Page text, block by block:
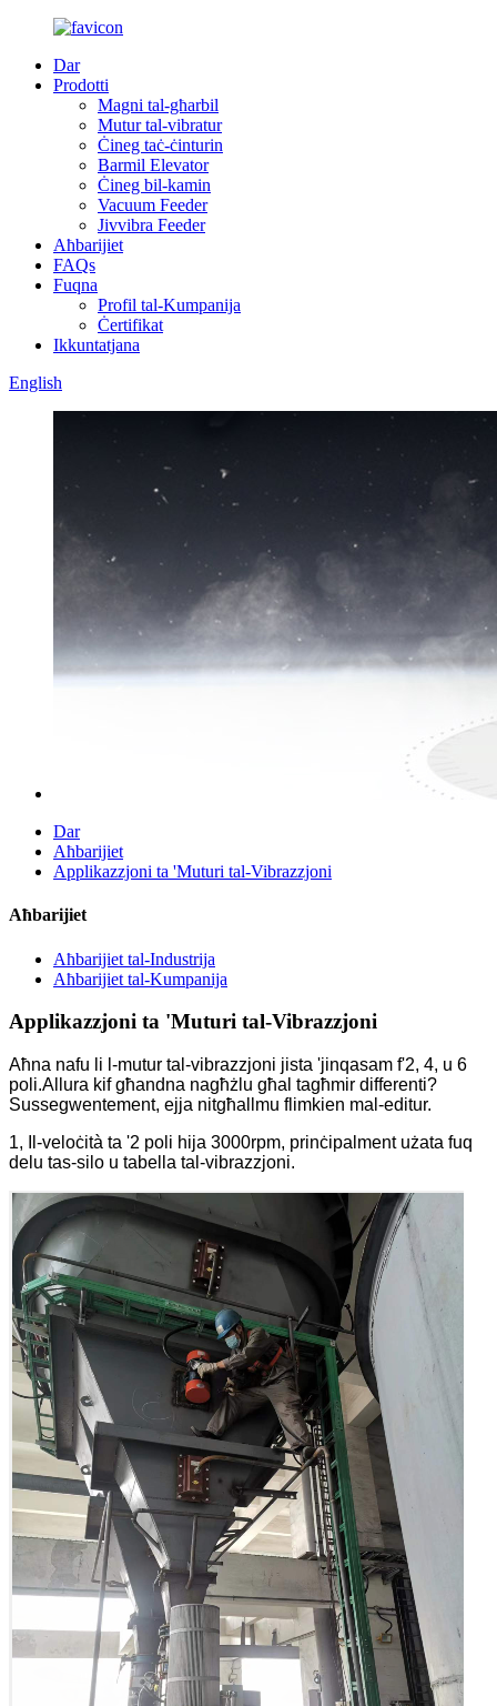
Dar
Prodotti
Magni tal-għarbil
Mutur tal-vibratur
Ċineg taċ-ċinturin
Barmil Elevator
Ċineg bil-kamin
Vacuum Feeder
Jivvibra Feeder
Aħbarijiet
FAQs
Fuqna
Profil tal-Kumpanija
Ċertifikat
Ikkuntatjana
English
Dar
Aħbarijiet
Applikazzjoni ta 'Muturi tal-Vibrazzjoni
Aħbarijiet
Aħbarijiet tal-Industrija
Aħbarijiet tal-Kumpanija
Applikazzjoni ta 'Muturi tal-Vibrazzjoni
Aħna nafu li l-mutur tal-vibrazzjoni jista 'jinqasam f'2, 4, u 6
poli.Allura kif għandna nagħżlu għal tagħmir differenti?
Sussegwentement, ejja nitgħallmu flimkien mal-editur.
1, Il-veloċità ta '2 poli hija 3000rpm, prinċipalment użata fuq
delu tas-silo u tabella tal-vibrazzjoni.